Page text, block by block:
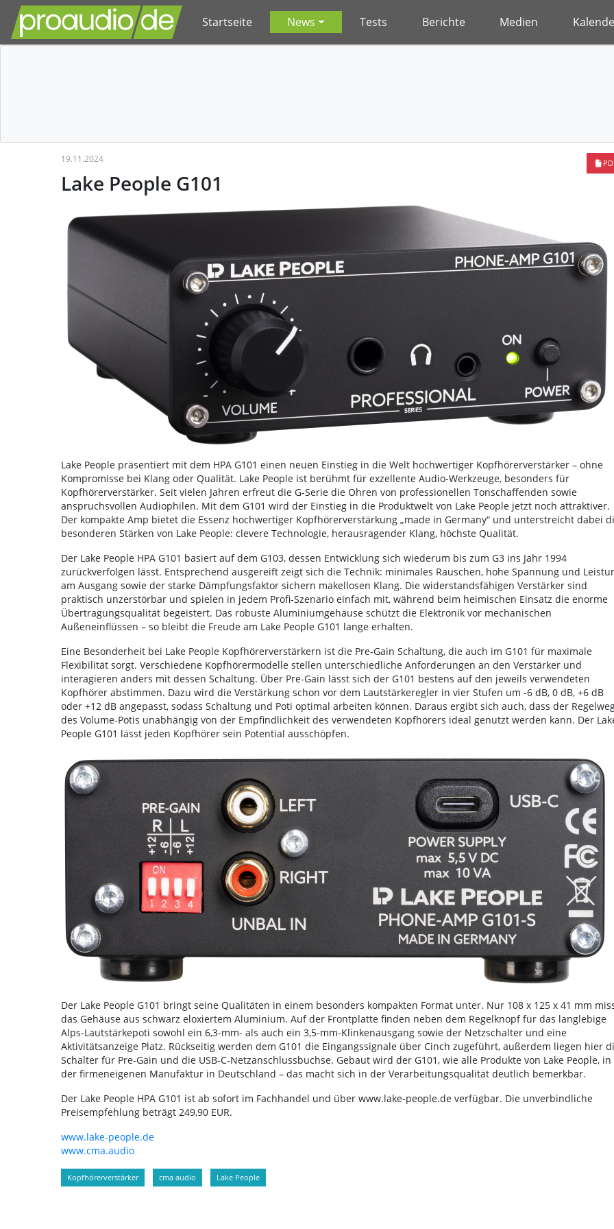
Startseite News Tests Berichte Medien
19.11.2024
Lake People G101
Lake People präsentiert mit dem HPA G101 einen neuen Einstieg in die Welt hochwertiger Kopfhörerverstärker – ohne
Kompromisse bei Klang oder Qualität. Lake People ist berühmt für exzellente Audio-Werkzeuge, besonders für
Kopfhörerverstärker. Seit vielen Jahren erfreut die G-Serie die Ohren von professionellen Tonschaffenden sowie
anspruchsvollen Audiophilen. Mit dem G101 wird der Einstieg in die Produktwelt von Lake People jetzt noch attraktiver.
Der kompakte Amp bietet die Essenz hochwertiger Kopfhörerverstärkung „made in Germany“ und unterstreicht dabei
besonderen Stärken von Lake People: clevere Technologie, herausragender Klang, höchste Qualität.
Der Lake People HPA G101 basiert auf dem G103, dessen Entwicklung sich wiederum bis zum G3 ins Jahr 1994
zurückverfolgen lässt. Entsprechend ausgereift zeigt sich die Technik: minimales Rauschen, hohe Spannung und
am Ausgang sowie der starke Dämpfungsfaktor sichern makellosen Klang. Die widerstandsfähigen Verstärker sind
praktisch unzerstörbar und spielen in jedem Profi-Szenario einfach mit, während beim heimischen Einsatz die enorme
Übertragungsqualität begeistert. Das robuste Aluminiumgehäuse schützt die Elektronik vor mechanischen
Außeneinflüssen – so bleibt die Freude am Lake People G101 lange erhalten.
Eine Besonderheit bei Lake People Kopfhörerverstärkern ist die Pre-Gain Schaltung, die auch im G101 für maximale
Flexibilität sorgt. Verschiedene Kopfhörermodelle stellen unterschiedliche Anforderungen an den Verstärker und
interagieren anders mit dessen Schaltung. Über Pre-Gain lässt sich der G101 bestens auf den jeweils verwendeten
Kopfhörer abstimmen. Dazu wird die Verstärkung schon vor dem Lautstärkeregler in vier Stufen um -6 dB, 0 dB, +6 dB
oder +12 dB angepasst, sodass Schaltung und Poti optimal arbeiten können. Daraus ergibt sich auch, dass der
des Volume-Potis unabhängig von der Empfindlichkeit des verwendeten Kopfhörers ideal genutzt werden kann. Der
People G101 lässt jeden Kopfhörer sein Potential ausschöpfen.
Der Lake People G101 bringt seine Qualitäten in einem besonders kompakten Format unter. Nur 108 x 125 x 41 mm
das Gehäuse aus schwarz eloxiertem Aluminium. Auf der Frontplatte finden neben dem Regelknopf für das langlebige
Alps-Lautstärkepoti sowohl ein 6,3-mm- als auch ein 3,5-mm-Klinkenausgang sowie der Netzschalter und eine
Aktivitätsanzeige Platz. Rückseitig werden dem G101 die Eingangssignale über Cinch zugeführt, außerdem liegen hier
Schalter für Pre-Gain und die USB-C-Netzanschlussbuchse. Gebaut wird der G101, wie alle Produkte von Lake People, in
der firmeneigenen Manufaktur in Deutschland – das macht sich in der Verarbeitungsqualität deutlich bemerkbar.
Der Lake People HPA G101 ist ab sofort im Fachhandel und über www.lake-people.de verfügbar. Die unverbindliche
Preisempfehlung beträgt 249,90 EUR.
www.lake-people.de
www.cma.audio
Kopfhörerverstärker cma audio Lake People